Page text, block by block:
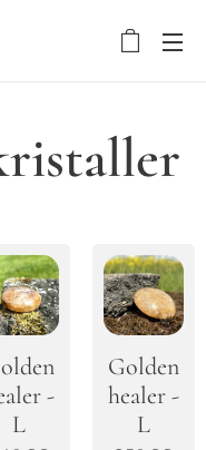
-
L
Golden
healer -
L